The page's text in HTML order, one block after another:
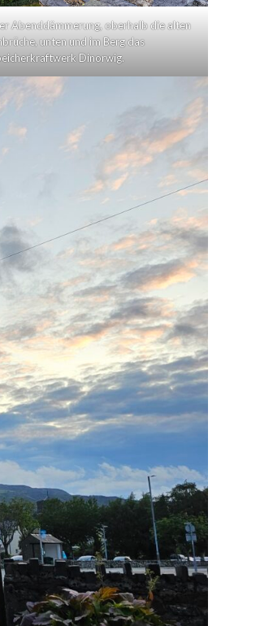
Abenddämmerung, oberhalb die alten
unten und im Berg das
Dinorwig.